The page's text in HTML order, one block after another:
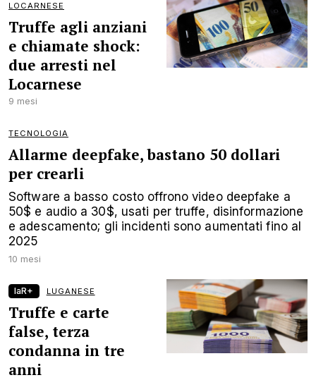
LOCARNESE
Truffe agli anziani
e chiamate shock:
due arresti nel
Locarnese
9 mesi
TECNOLOGIA
Allarme deepfake, bastano 50 dollari
per crearli
Software a basso costo offrono video deepfake a
50$ e audio a 30$, usati per truffe, disinformazione
e adescamento; gli incidenti sono aumentati fino al
2025
10 mesi
laR+ LUGANESE
Truffe e carte
false, terza
condanna in tre
anni